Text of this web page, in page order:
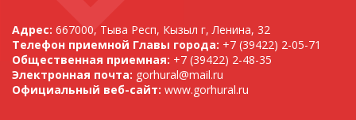
Адрес: 667000, Тыва Респ, Кызыл г, Ленина, 32
Телефон приемной Главы города: +7 (39422) 2-05-71
Общественная приемная: +7 (39422) 2-48-35
Электронная почта: gorhural@mail.ru
Официальный веб-сайт: www.gorhural.ru